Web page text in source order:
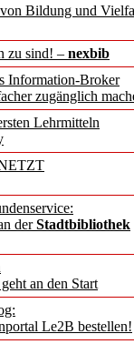
Bildung und
zu sind! – nexbib
Information-Broker
zugänglich
Lehrmitteln
derStadtbibliothek
geht an den Start
Le2B bestellen!
zum